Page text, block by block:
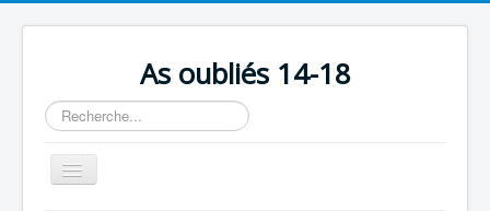
As oubliés 14-18
Rechercher
Basculer
la